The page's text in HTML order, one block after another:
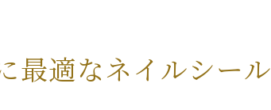
小田原
最適なネイルシー